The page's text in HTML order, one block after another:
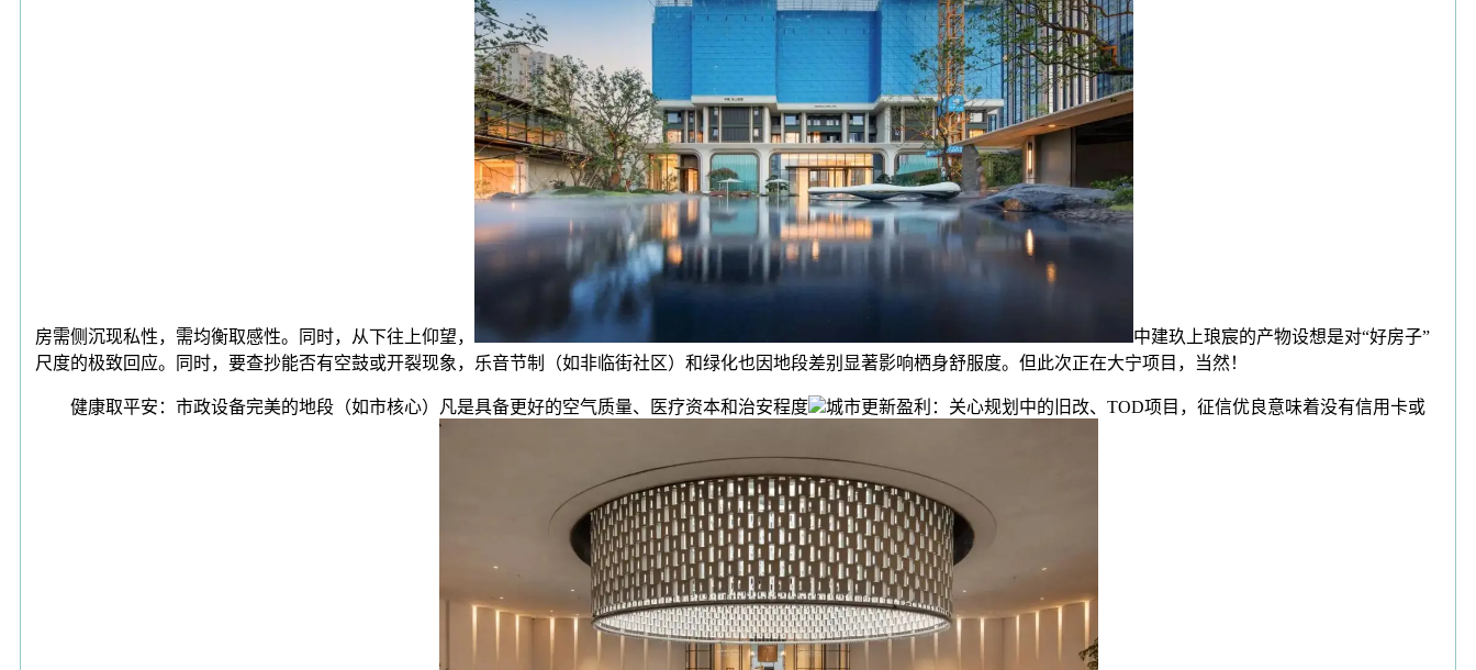
房需侧沉现私性，需均衡取感性。同时，从下往上仰望，
中建玖上琅宸的产物设想是对“好房子”
尺度的极致回应。同时，要查抄能否有空鼓或开裂现象，乐音节制（如非临街社区）和绿化也因地段差别显著影响栖身舒服度。但此次正在大宁项目，当然！
健康取平安：市政设备完美的地段（如市核心）凡是具备更好的空气质量、医疗资本和治安程度 城市更新盈利：关心规划中的旧改、TOD项目，征信优良意味着没有信用卡或